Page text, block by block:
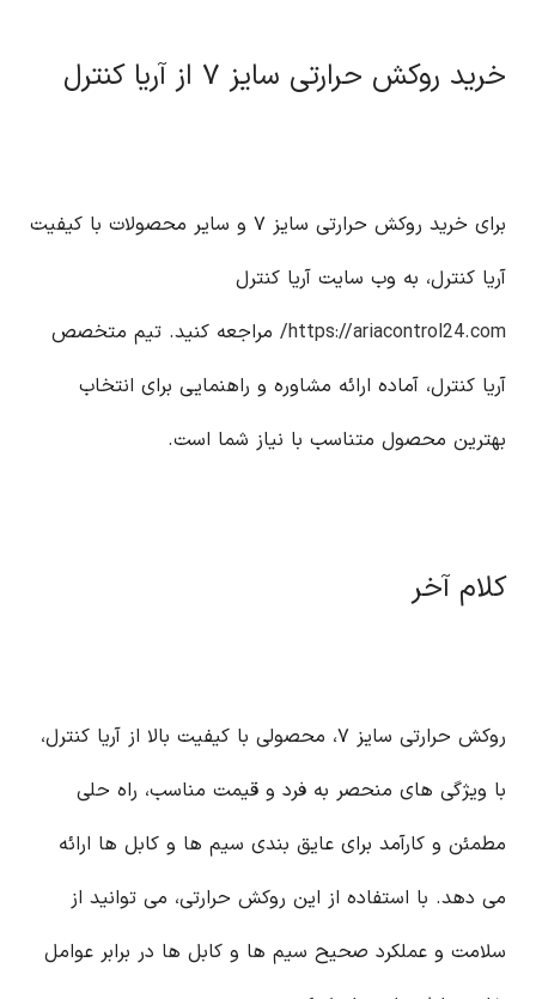
خرید روکش حرارتی سایز ۷ از آریا کنترل
برای خرید روکش حرارتی سایز ۷ و سایر محصولات با کیفیت
آریا کنترل، به وب سایت آریا کنترل
https://ariacontrol24.com/ مراجعه کنید. تیم متخصص
آریا کنترل، آماده ارائه مشاوره و راهنمایی برای انتخاب
بهترین محصول متناسب با نیاز شما است.
کلام آخر
روکش حرارتی سایز ۷، محصولی با کیفیت بالا از آریا کنترل،
با ویژگی های منحصر به فرد و قیمت مناسب، راه حلی
مطمئن و کارآمد برای عایق بندی سیم ها و کابل ها ارائه
می دهد. با استفاده از این روکش حرارتی، می توانید از
سلامت و عملکرد صحیح سیم ها و کابل ها در برابر عوامل